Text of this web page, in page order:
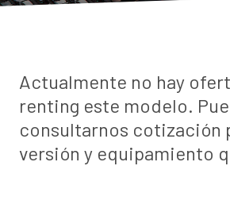
Actualmente no hay
renting este modelo.
consultarnos cotización
versión y equipamiento